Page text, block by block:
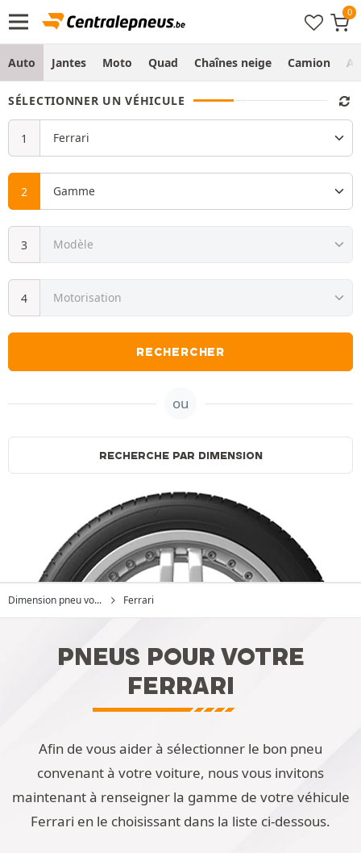
Auto Jantes Moto Quad Chaînes neige Camion
SÉLECTIONNER UN VÉHICULE
RECHERCHER
ou
RECHERCHE PAR DIMENSION
Dimension pneu vo... Ferrari
PNEUS POUR VOTRE
FERRARI
Afin de vous aider à sélectionner le bon pneu
convenant à votre voiture, nous vous invitons
maintenant à renseigner la gamme de votre véhicule
Ferrari en le choisissant dans la liste ci-dessous.